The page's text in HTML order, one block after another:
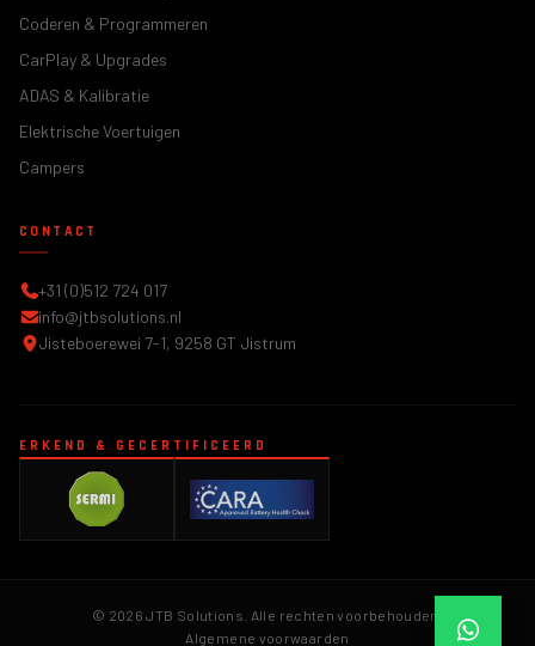
Coderen & Programmeren
CarPlay & Upgrades
ADAS & Kalibratie
Elektrische Voertuigen
Campers
CONTACT
+31 (0)512 724 017
info@jtbsolutions.nl
Jisteboerewei 7-1, 9258 GT Jistrum
ERKEND & GECERTIFICEERD
© 2026 JTB Solutions. Alle rechten voorbehouden.
Algemene voorwaarden